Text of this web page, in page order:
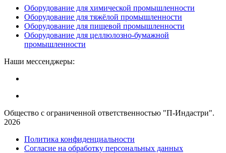
Оборудование для химической промышленности
Оборудование для тяжёлой промышленности
Оборудование для пищевой промышленности
Оборудование для целлюлозно-бумажной
промышленности
Наши мессенджеры:
Общество с ограниченной ответственностью "П-Индастри".
2026
Политика конфиденциальности
Согласие на обработку персональных данных